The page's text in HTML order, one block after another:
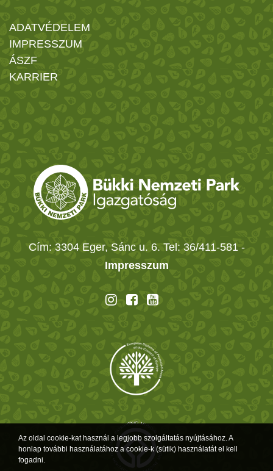
ADATVÉDELEM
IMPRESSZUM
ÁSZF
KARRIER
Cím: 3304 Eger, Sánc u. 6. Tel: 36/411-581 -
Impresszum
Az oldal cookie-kat használ a legjobb szolgáltatás nyújtásához. A
honlap további használatához a cookie-k (sütik) használatát el kell
fogadni.